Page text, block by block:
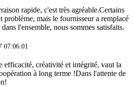
rapide, c'est très agréable.Certains
problème, mais le fournisseur a remplacé
l'ensemble, nous sommes satisfaits.
07:06:01
efficacité, créativité et intégrité, vaut la
à long terme !Dans l'attente de